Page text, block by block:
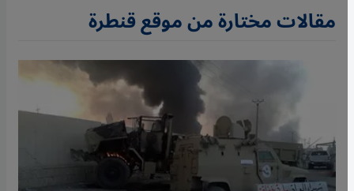
مقالات مختارة من موقع قنطرة